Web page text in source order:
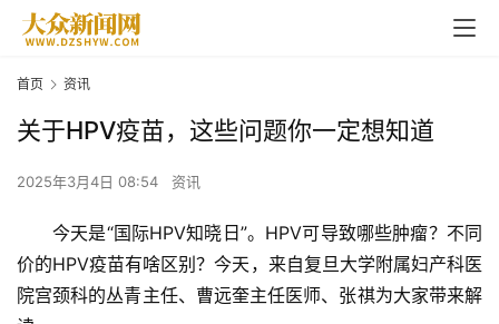
首页 资讯
关于HPV疫苗，这些问题你一定想知道
2025年3月4日 08:54 资讯
今天是“国际HPV知晓日”。HPV可导致哪些肿瘤？不同
价的HPV疫苗有啥区别？今天，来自复旦大学附属妇产科医
院宫颈科的丛青主任、曹远奎主任医师、张祺为大家带来解